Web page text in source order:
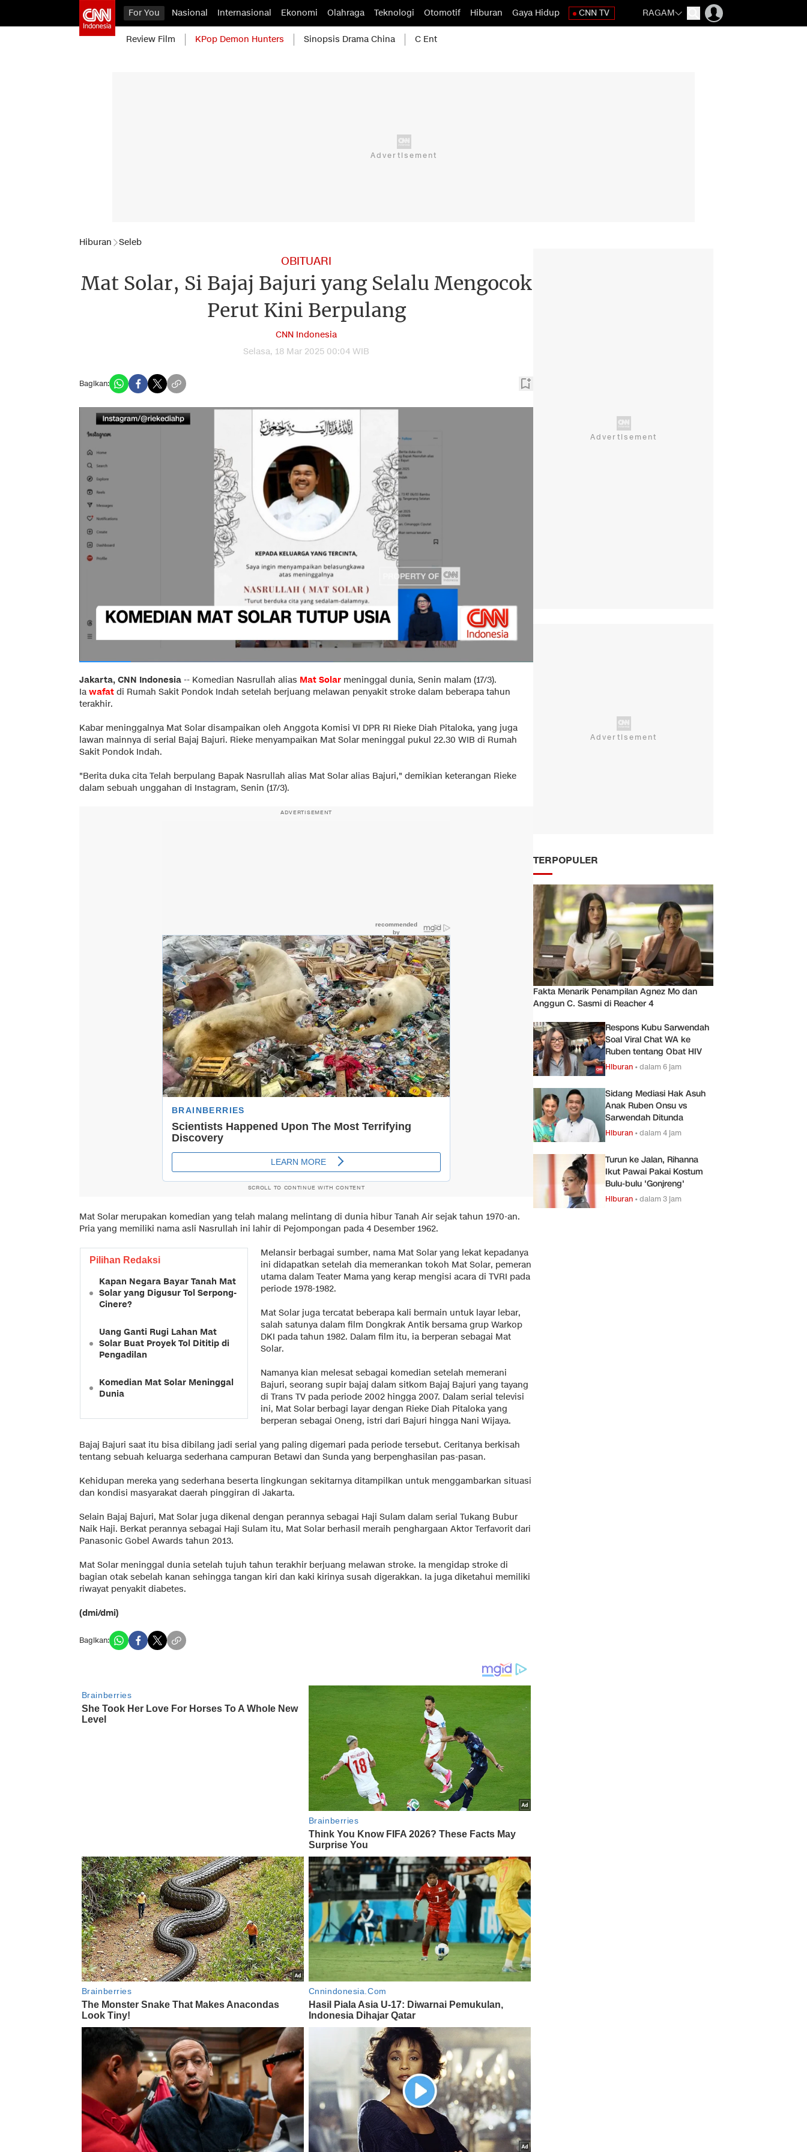
For You Nasional Internasional Ekonomi Olahraga Teknologi Otomotif Hiburan Gaya Hidup CNN TV RAGAM
Review Film KPop Demon Hunters Sinopsis Drama China C Ent
Hiburan Seleb
OBITUARI
Mat Solar, Si Bajaj Bajuri yang Selalu Mengocok
Perut Kini Berpulang
CNN Indonesia
Selasa, 18 Mar 2025 00:04 WIB
Bagikan:
Jakarta, CNN Indonesia -- Komedian Nasrullah alias Mat Solar meninggal dunia, Senin malam (17/3).
Ia wafat di Rumah Sakit Pondok Indah setelah berjuang melawan penyakit stroke dalam beberapa tahun
terakhir.
Kabar meninggalnya Mat Solar disampaikan oleh Anggota Komisi VI DPR RI Rieke Diah Pitaloka, yang juga
lawan mainnya di serial Bajaj Bajuri. Rieke menyampaikan Mat Solar meninggal pukul 22.30 WIB di Rumah
Sakit Pondok Indah.
"Berita duka cita Telah berpulang Bapak Nasrullah alias Mat Solar alias Bajuri," demikian keterangan Rieke
dalam sebuah unggahan di Instagram, Senin (17/3).
ADVERTISEMENT
SCROLL TO CONTINUE WITH CONTENT
Mat Solar merupakan komedian yang telah malang melintang di dunia hibur Tanah Air sejak tahun 1970-an.
Pria yang memiliki nama asli Nasrullah ini lahir di Pejompongan pada 4 Desember 1962.
Pilihan Redaksi
Kapan Negara Bayar Tanah Mat
Solar yang Digusur Tol Serpong-
Cinere?
Uang Ganti Rugi Lahan Mat
Solar Buat Proyek Tol Dititip di
Pengadilan
Komedian Mat Solar Meninggal
Dunia
Melansir berbagai sumber, nama Mat Solar yang lekat kepadanya
ini didapatkan setelah dia memerankan tokoh Mat Solar, pemeran
utama dalam Teater Mama yang kerap mengisi acara di TVRI pada
periode 1978-1982.
Mat Solar juga tercatat beberapa kali bermain untuk layar lebar,
salah satunya dalam film Dongkrak Antik bersama grup Warkop
DKI pada tahun 1982. Dalam film itu, ia berperan sebagai Mat
Solar.
Namanya kian melesat sebagai komedian setelah memerani
Bajuri, seorang supir bajaj dalam sitkom Bajaj Bajuri yang tayang
di Trans TV pada periode 2002 hingga 2007. Dalam serial televisi
ini, Mat Solar berbagi layar dengan Rieke Diah Pitaloka yang
berperan sebagai Oneng, istri dari Bajuri hingga Nani Wijaya.
Bajaj Bajuri saat itu bisa dibilang jadi serial yang paling digemari pada periode tersebut. Ceritanya berkisah
tentang sebuah keluarga sederhana campuran Betawi dan Sunda yang berpenghasilan pas-pasan.
Kehidupan mereka yang sederhana beserta lingkungan sekitarnya ditampilkan untuk menggambarkan situasi
dan kondisi masyarakat daerah pinggiran di Jakarta.
Selain Bajaj Bajuri, Mat Solar juga dikenal dengan perannya sebagai Haji Sulam dalam serial Tukang Bubur
Naik Haji. Berkat perannya sebagai Haji Sulam itu, Mat Solar berhasil meraih penghargaan Aktor Terfavorit dari
Panasonic Gobel Awards tahun 2013.
Mat Solar meninggal dunia setelah tujuh tahun terakhir berjuang melawan stroke. Ia mengidap stroke di
bagian otak sebelah kanan sehingga tangan kiri dan kaki kirinya susah digerakkan. Ia juga diketahui memiliki
riwayat penyakit diabetes.
(dmi/dmi)
Bagikan:
TERPOPULER
Fakta Menarik Penampilan Agnez Mo dan
Anggun C. Sasmi di Reacher 4
Respons Kubu Sarwendah
Soal Viral Chat WA ke
Ruben tentang Obat HIV
Hiburan •dalam 6 jam
Sidang Mediasi Hak Asuh
Anak Ruben Onsu vs
Sarwendah Ditunda
Hiburan •dalam 4 jam
Turun ke Jalan, Rihanna
Ikut Pawai Pakai Kostum
Bulu-bulu 'Gonjreng'
Hiburan •dalam 3 jam